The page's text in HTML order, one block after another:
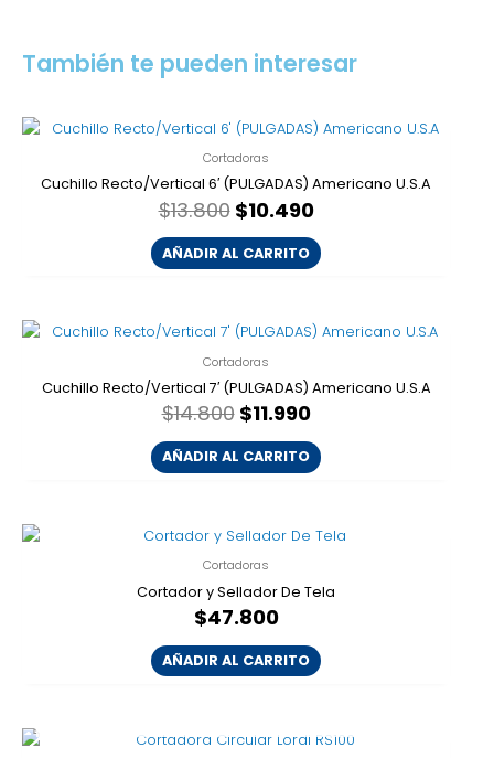
También te pueden interesar
Cortadoras
Cuchillo Recto/Vertical 6′ (PULGADAS) Americano U.S.A
$13.800
El
precio
original
era:
$13.800.
$10.490
El
precio
es:
$10.490.
AÑADIR AL CARRITO
Cortadoras
Cuchillo Recto/Vertical 7′ (PULGADAS) Americano U.S.A
$14.800
El
original
era:
$14.800.
$11.990
El
es:
$11.990.
AÑADIR AL CARRITO
Cortadoras
Cortador y Sellador De Tela
$47.800
AÑADIR AL CARRITO